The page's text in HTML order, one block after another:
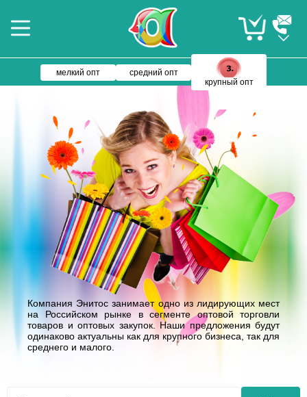
мелкий опт
средний опт
крупный опт
Компания Энитос занимает одно из лидирующих мест
на Российском рынке в сегменте оптовой торговли
товаров и оптовых закупок. Наши предложения будут
одинаково актуальны как для крупного бизнеса, так для
среднего и малого.